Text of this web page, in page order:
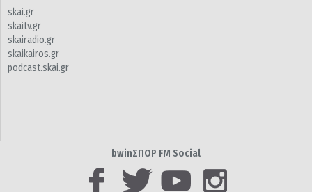
skai.gr
skaitv.gr
skairadio.gr
skaikairos.gr
podcast.skai.gr
bwinΣΠΟΡ FM Social